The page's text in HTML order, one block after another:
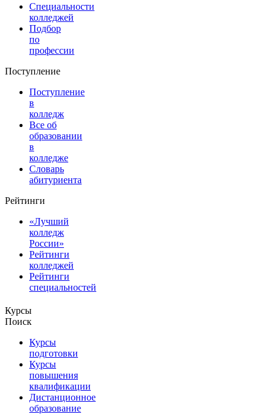
Специальности
колледжей
Подбор
по
профессии
Поступление
Поступление
в
колледж
Все об
образовании
в
колледже
Словарь
абитуриента
Рейтинги
«Лучший
колледж
России»
Рейтинги
колледжей
Рейтинги
специальностей
Курсы
Поиск
Курсы
подготовки
Курсы
повышения
квалификации
Дистанционное
образование